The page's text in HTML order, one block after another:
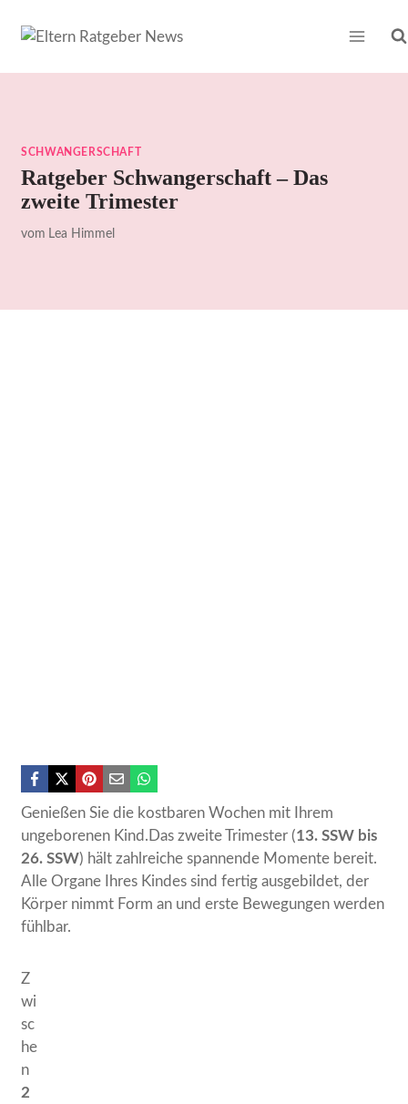
Inhalt
SCHWANGERSCHAFT
Ratgeber Schwangerschaft – Das
zweite Trimester
vom Lea Himmel
Genießen Sie die kostbaren Wochen mit Ihrem
ungeborenen Kind.Das zweite Trimester (13. SSW bis
26. SSW) hält zahlreiche spannende Momente bereit.
Alle Organe Ihres Kindes sind fertig ausgebildet, der
Körper nimmt Form an und erste Bewegungen werden
fühlbar.
Z
wi
sc
he
n
2